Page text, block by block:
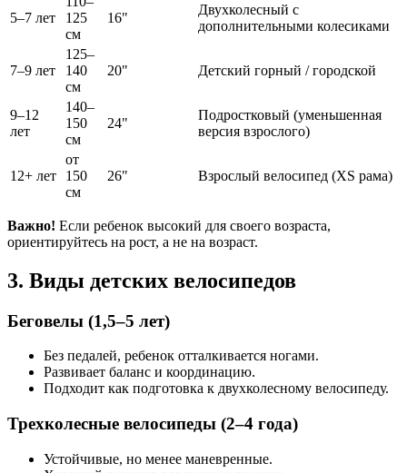
5–7 лет
125
см
16"
Двухколесный с
дополнительными колесиками
7–9 лет
125–
140
см
20" Детский горный / городской
9–12
лет
140–
150
см
24"
Подростковый (уменьшенная
версия взрослого)
12+ лет
от
150
см
26" Взрослый велосипед (XS рама)
Важно! Если ребенок высокий для своего возраста,
ориентируйтесь на рост, а не на возраст.
3. Виды детских велосипедов
Беговелы (1,5–5 лет)
Без педалей, ребенок отталкивается ногами.
Развивает баланс и координацию.
Подходит как подготовка к двухколесному велосипеду.
Трехколесные велосипеды (2–4 года)
Устойчивые, но менее маневренные.